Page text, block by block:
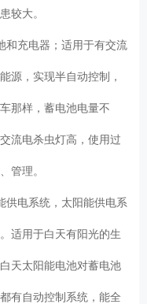
较大。
和充电器；适用于有交流
源，实现半自动控制，
那样，蓄电池电量不
流电杀虫灯高，使用过
管理。
供电系统，太阳能供电系
适用于白天有阳光的生
天太阳能电池对蓄电池
有自动控制系统，能全